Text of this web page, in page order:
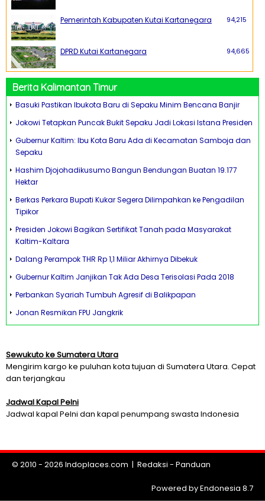
Pemerintah Kabupaten Kutai Kartanegara 94,215
DPRD Kutai Kartanegara 94,665
Berita Kalimantan Timur
Basuki Pastikan Ibukota Baru di Sepaku Minim Bencana Banjir
Jokowi Tetapkan Puncak Bukit Sepaku Jadi Lokasi Istana Presiden
Gubernur Kaltim: Ibu Kota Baru Ada di Kecamatan Samboja dan
Sepaku
Hashim Djojohadikusumo Bangun Bendungan Buatan 19.177
Hektar
Berkas Perkara Bupati Kukar Segera Dilimpahkan ke Pengadilan
Tipikor
Presiden Jokowi Bagikan Sertifikat Tanah pada Masyarakat
Kaltim-Kaltara
Dalang Perampok THR Rp 1,1 Miliar Akhirnya Dibekuk
Gubernur Kaltim Janjikan Tak Ada Desa Terisolasi Pada 2018
Perbankan Syariah Tumbuh Agresif di Balikpapan
Jonan Resmikan FPU Jangkrik
Sewukuto ke Sumatera Utara
Mengirim kargo ke puluhan kota tujuan di Sumatera Utara. Cepat
dan terjangkau
Jadwal Kapal Pelni
Jadwal kapal Pelni dan kapal penumpang swasta Indonesia
© 2010 - 2026 Indoplaces.com | Redaksi - Panduan
Powered by Endonesia 8.7